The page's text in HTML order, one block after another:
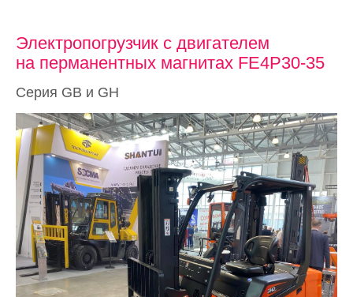
Электропогрузчик с двигателем
на перманентных магнитах FE4P30-35
Серия GB и GH